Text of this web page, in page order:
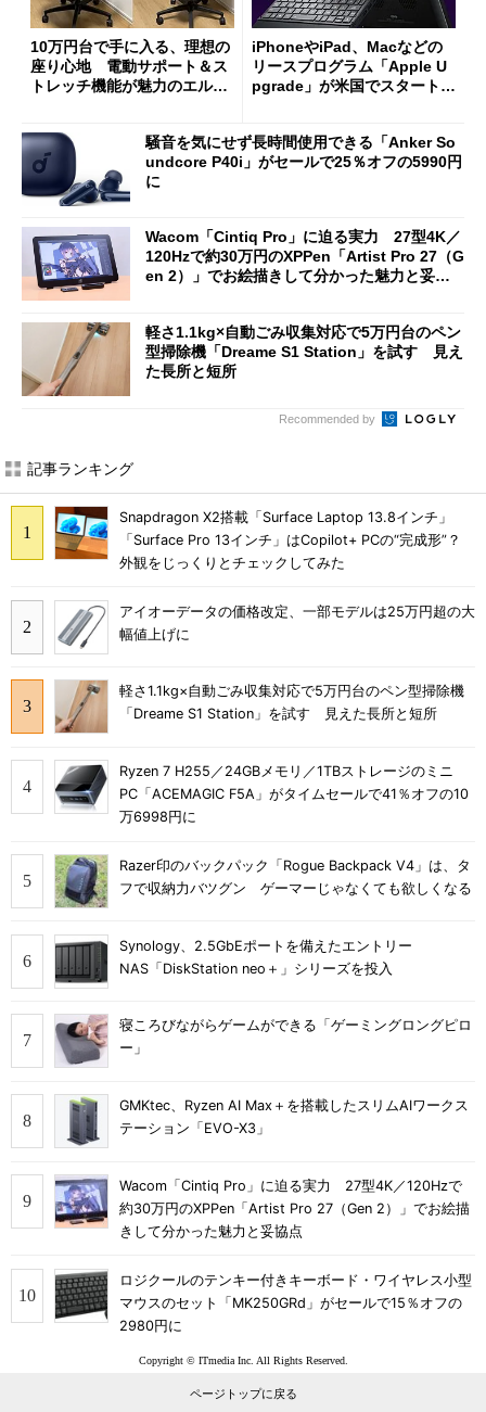
10万円台で手に入る、理想の
座り心地 電動サポート＆ス
トレッチ機能が魅力のエルゴ
iPhoneやiPad、Macなどの
リースプログラム「Apple U
pgrade」が米国でスタート／
ut」が明...
騒音を気にせず長時間使用できる「Anker So
undcore P40i」がセールで25％オフの5990円
に
Wacom「Cintiq Pro」に迫る実力 27型4K／
120Hzで約30万円のXPPen「Artist Pro 27（G
en 2）」でお絵描きして分かった魅力と妥協
軽さ1.1kg×自動ごみ収集対応で5万円台のペン
型掃除機「Dreame S1 Station」を試す 見え
た長所と短所
Recommended by
記事ランキング
Snapdragon X2搭載「Surface Laptop 13.8インチ」
「Surface Pro 13インチ」はCopilot+ PCの“完成形”？
外観をじっくりとチェックしてみた
アイオーデータの価格改定、一部モデルは25万円超の大
幅値上げに
軽さ1.1kg×自動ごみ収集対応で5万円台のペン型掃除機
「Dreame S1 Station」を試す 見えた長所と短所
Ryzen 7 H255／24GBメモリ／1TBストレージのミニ
PC「ACEMAGIC F5A」がタイムセールで41％オフの10
万6998円に
Razer印のバックパック「Rogue Backpack V4」は、タ
フで収納力バツグン ゲーマーじゃなくても欲しくなる
Synology、2.5GbEポートを備えたエントリー
NAS「DiskStation neo＋」シリーズを投入
寝ころびながらゲームができる「ゲーミングロングピロ
ー」
GMKtec、Ryzen AI Max＋を搭載したスリムAIワークス
テーション「EVO-X3」
Wacom「Cintiq Pro」に迫る実力 27型4K／120Hzで
約30万円のXPPen「Artist Pro 27（Gen 2）」でお絵描
きして分かった魅力と妥協点
ロジクールのテンキー付きキーボード・ワイヤレス小型
マウスのセット「MK250GRd」がセールで15％オフの
2980円に
Copyright © ITmedia Inc. All Rights Reserved.
ページトップに戻る